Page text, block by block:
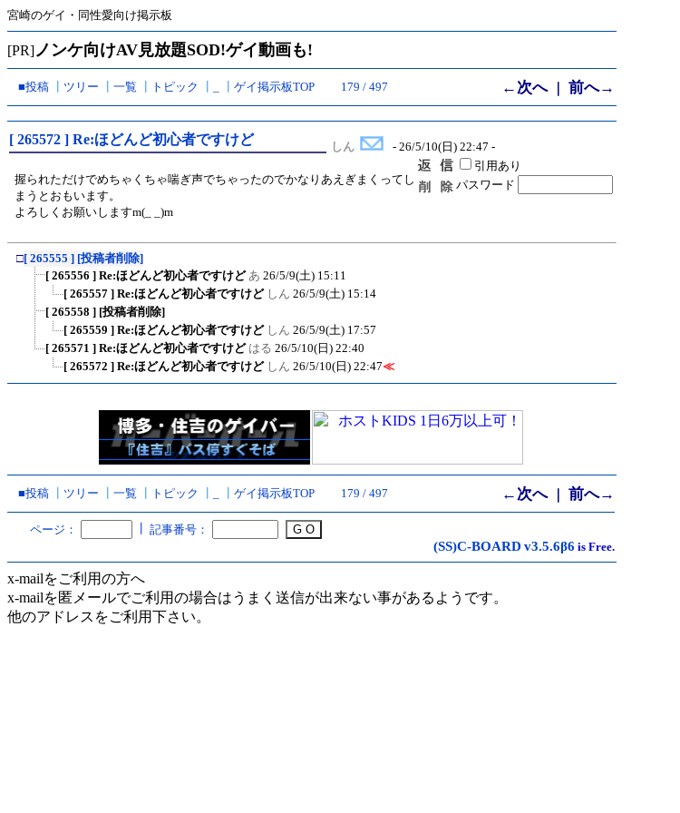
宮崎のゲイ・同性愛向け掲示板
[PR]ノンケ向けAV見放題SOD!ゲイ動画も!
■投稿 ツリー 一覧 トピック ゲイ掲示板TOP 179 / 497 ←次へ｜ 前へ→
[ 265572 ] Re:ほどんど初心者ですけど しん - 26/5/10(日) 22:47 -
握られただけでめちゃくちゃ喘ぎ声でちゃったのでかなりあえぎまくってし
まうとおもいます。
よろしくお願いしますm(_ _)m
引用あり
パスワード
□[ 265555 ] [投稿者削除]
[ 265556 ] Re:ほどんど初心者ですけど あ 26/5/9(土) 15:11
[ 265557 ] Re:ほどんど初心者ですけど しん 26/5/9(土) 15:14
[ 265558 ] [投稿者削除]
[ 265559 ] Re:ほどんど初心者ですけど しん 26/5/9(土) 17:57
[ 265571 ] Re:ほどんど初心者ですけど はる 26/5/10(日) 22:40
[ 265572 ] Re:ほどんど初心者ですけど しん 26/5/10(日) 22:47≪
■投稿 ツリー 一覧 トピック ゲイ掲示板TOP 179 / 497 ←次へ｜ 前へ→
ページ： 記事番号：
(SS)C-BOARD v3.5.6β6 is Free.
x-mailをご利用の方へ
x-mailを匿メールでご利用の場合はうまく送信が出来ない事があるようです。
他のアドレスをご利用下さい。